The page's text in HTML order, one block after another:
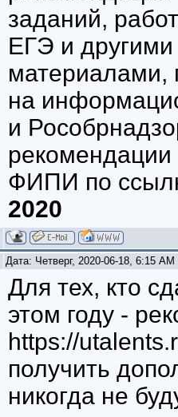
заданий,
ЕГЭ и
материалами,
на
и
рекомендации
ФИПИ по
2020
Дата: Четверг, 2020-06-18, 6:15
Для тех, кто
этом году -
https://
получить
никогда не